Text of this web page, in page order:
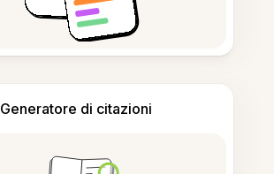
Generatore di citazioni